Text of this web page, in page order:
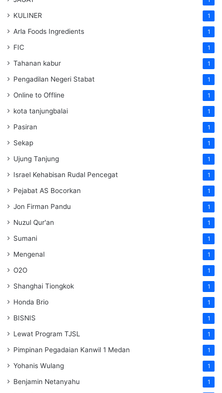
KULINER 1
Arla Foods Ingredients 1
FIC 1
Tahanan kabur 1
Pengadilan Negeri Stabat 1
Online to Offline 1
kota tanjungbalai 1
Pasiran 1
Sekap 1
Ujung Tanjung 1
Israel Kehabisan Rudal Pencegat 1
Pejabat AS Bocorkan 1
Jon Firman Pandu 1
Nuzul Qur'an 1
Sumani 1
Mengenal 1
O2O 1
Shanghai Tiongkok 1
Honda Brio 1
BISNIS 1
Lewat Program TJSL 1
Pimpinan Pegadaian Kanwil 1 Medan 1
Yohanis Wulang 1
Benjamin Netanyahu 1